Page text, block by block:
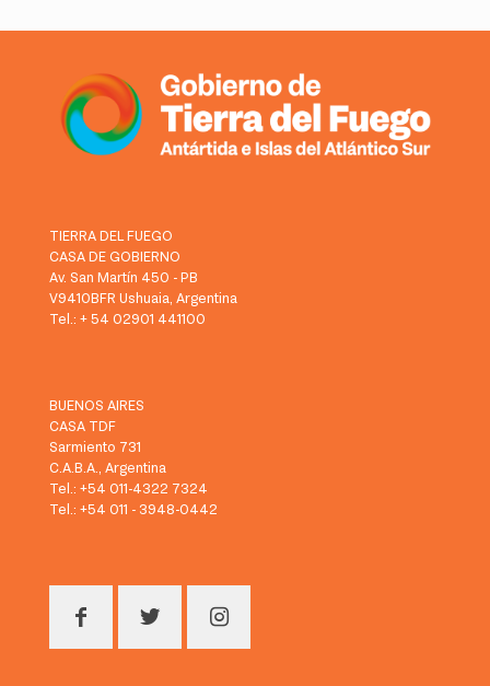
TIERRA DEL FUEGO
CASA DE GOBIERNO
Av. San Martín 450 - PB
V9410BFR Ushuaia, Argentina
Tel.: + 54 02901 441100
BUENOS AIRES
CASA TDF
Sarmiento 731
C.A.B.A., Argentina
Tel.: +54 011-4322 7324
Tel.: +54 011 - 3948-0442